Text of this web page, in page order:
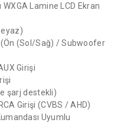
Lamine LCD Ekran
(Ön (Sol/Sağ) / Subwoofer
Girişi
şarj destekli)
Girişi (CVBS / AHD)
Uyumlu